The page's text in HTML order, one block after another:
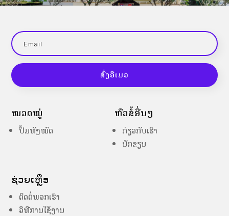
ສົ່ງອີເມວ
ໝວດໝູ່
ປຶ້ມທັງໝົດ
ຫົວຂໍ້ອື່ນໆ
ກ່ຽວກັບເຮົາ
ນັກຂຽນ
ຊ່ວຍເຫຼືອ
ຕິດຕໍ່ພວກເຮົາ
ວິທີການໃຊ້ງານ